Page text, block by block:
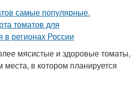
мясистые и здоровые томаты,
места, в котором планируется